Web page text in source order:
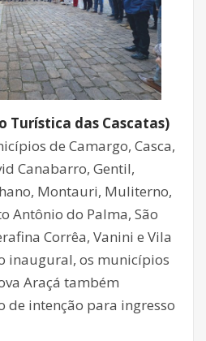
Turística das Cascatas)
de Camargo, Casca,
Canabarro, Gentil,
Montauri, Muliterno,
Antônio do Palma, São
Corrêa, Vanini e Vila
inaugural, os municípios
Araçá também
de intenção para ingresso